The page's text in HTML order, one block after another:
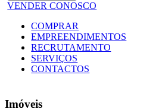
VENDER CONOSCO
COMPRAR
EMPREENDIMENTOS
RECRUTAMENTO
SERVIÇOS
CONTACTOS
Imóveis